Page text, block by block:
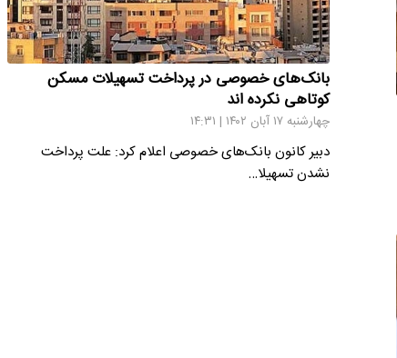
بانک‌های خصوصی در پرداخت تسهیلات مسکن
کوتاهی نکرده اند
چهارشنبه ۱۷ آبان ۱۴۰۲ | ۱۴:۳۱
دبیر کانون بانک‌های خصوصی اعلام کرد: علت پرداخت
نشدن تسهیلا…